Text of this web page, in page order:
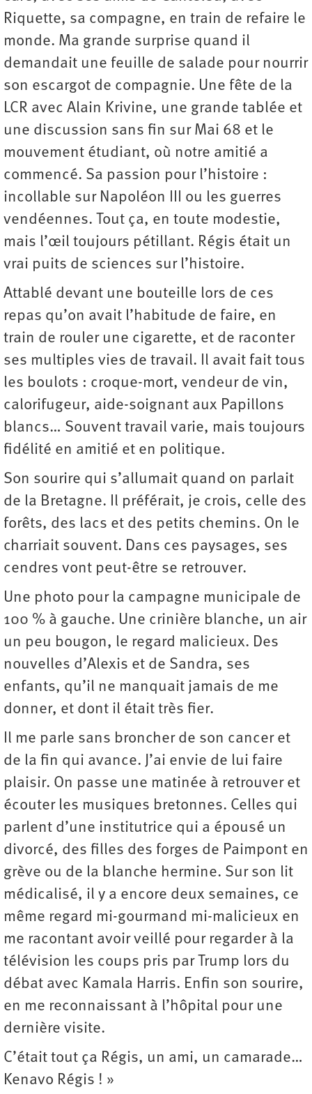
Riquette, sa compagne, en train de refaire le
monde. Ma grande surprise quand il
demandait une feuille de salade pour nourrir
son escargot de compagnie. Une fête de la
LCR avec Alain Krivine, une grande tablée et
une discussion sans fin sur Mai 68 et le
mouvement étudiant, où notre amitié a
commencé. Sa passion pour l’histoire :
incollable sur Napoléon III ou les guerres
vendéennes. Tout ça, en toute modestie,
mais l’œil toujours pétillant. Régis était un
vrai puits de sciences sur l’histoire.
Attablé devant une bouteille lors de ces
repas qu’on avait l’habitude de faire, en
train de rouler une cigarette, et de raconter
ses multiples vies de travail. Il avait fait tous
les boulots : croque-mort, vendeur de vin,
calorifugeur, aide-soignant aux Papillons
blancs… Souvent travail varie, mais toujours
fidélité en amitié et en politique.
Son sourire qui s’allumait quand on parlait
de la Bretagne. Il préférait, je crois, celle des
forêts, des lacs et des petits chemins. On le
charriait souvent. Dans ces paysages, ses
cendres vont peut-être se retrouver.
Une photo pour la campagne municipale de
100 % à gauche. Une crinière blanche, un air
un peu bougon, le regard malicieux. Des
nouvelles d’Alexis et de Sandra, ses
enfants, qu’il ne manquait jamais de me
donner, et dont il était très fier.
Il me parle sans broncher de son cancer et
de la fin qui avance. J’ai envie de lui faire
plaisir. On passe une matinée à retrouver et
écouter les musiques bretonnes. Celles qui
parlent d’une institutrice qui a épousé un
divorcé, des filles des forges de Paimpont en
grève ou de la blanche hermine. Sur son lit
médicalisé, il y a encore deux semaines, ce
même regard mi-gourmand mi-malicieux en
me racontant avoir veillé pour regarder à la
télévision les coups pris par Trump lors du
débat avec Kamala Harris. Enfin son sourire,
en me reconnaissant à l’hôpital pour une
dernière visite.
C’était tout ça Régis, un ami, un camarade…
Kenavo Régis ! »